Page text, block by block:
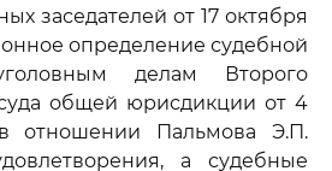
заседателей от 17 октября
определение судебной
делам Второго
общей юрисдикции от 4
отношении Пальмова Э.П.
а судебные